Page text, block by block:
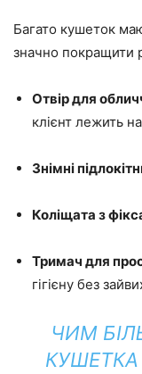
Багато кушеток
значно покращити
Отвір для
клієнт лежить
Знімні
Коліщата з
Тримач для
гігієну без
ЧИМ